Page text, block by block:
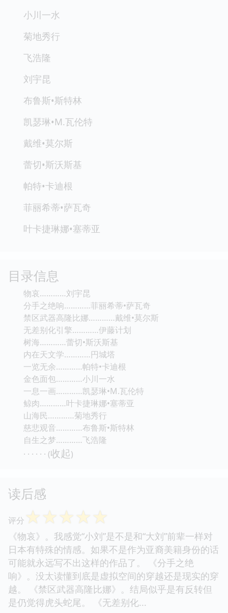
小川一水
菊地秀行
飞浩隆
刘宇昆
布鲁斯•斯特林
凯瑟琳•M.瓦伦特
戴维•莫尔斯
蕾切•斯沃斯基
帕特•卡迪根
菲丽希蒂•萨瓦奇
叶卡捷琳娜•塞蒂亚
目录信息
物哀…………刘宇昆
分手之绝响…………菲丽希蒂•萨瓦奇
禁区武器高隆比娜…………戴维•莫尔斯
无差别化引擎…………伊藤计划
树海…………蕾切•斯沃斯基
内在天文学…………円城塔
一览无余…………帕特•卡迪根
金色面包…………小川一水
一息一画…………凯瑟琳•M.瓦伦特
鲸肉…………叶卡捷琳娜•塞蒂亚
山海民…………菊地秀行
慈悲观音…………布鲁斯•斯特林
自生之梦…………飞浩隆
· · · · · · (收起)
读后感
评分 ☆☆☆☆☆
《物哀》。我感觉“小刘”是不是和“大刘”前辈一样对
日本有特殊的情感。如果不是作为亚裔美籍身份的话
可能就永远写不出这样的作品了。 《分手之绝
响》。没太读懂到底是虚拟空间的穿越还是现实的穿
越。 《禁区武器高隆比娜》。结局似乎是有反转但
是仍觉得虎头蛇尾。 《无差别化...